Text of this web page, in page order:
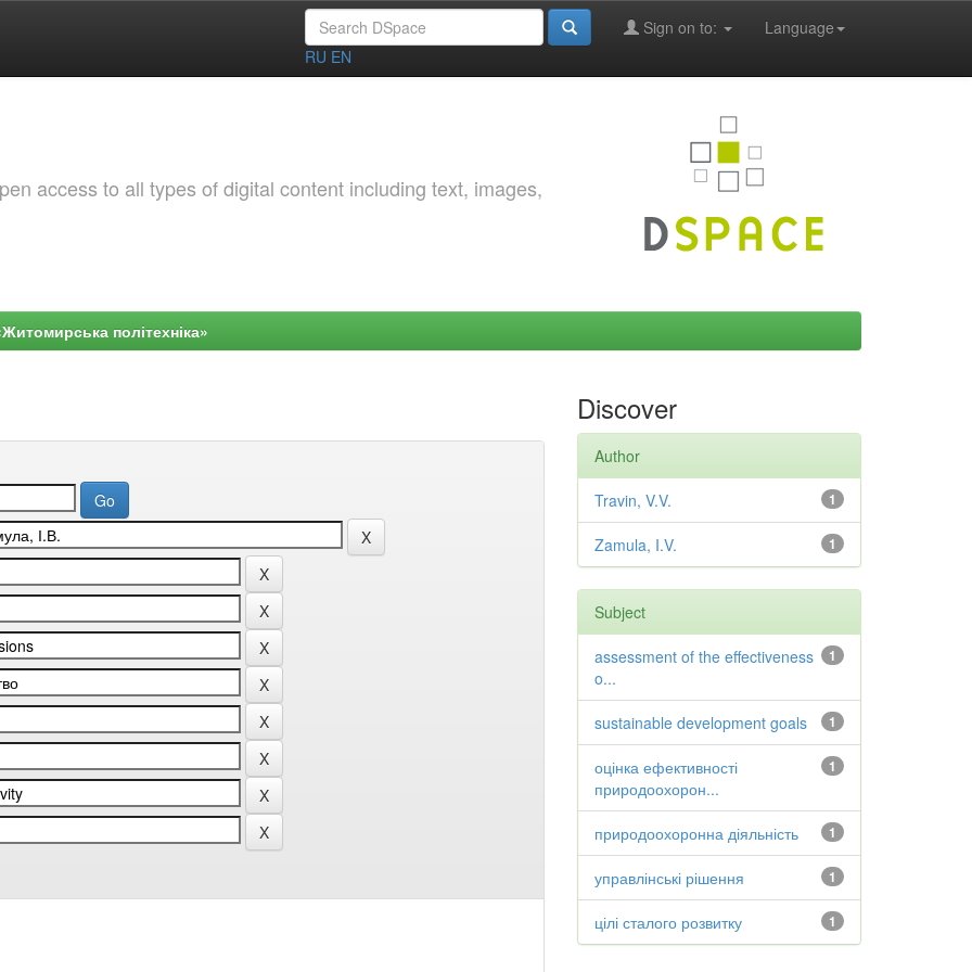
Language
Sign on to:
RU EN
access to all types of digital content including text, images,
політехніка»
Discover
Author
1
Travin, V.V.
1
Zamula, I.V.
Subject
1
assessment of the effectiveness
o...
1
sustainable development goals
1
оцінка ефективності
природоохорон...
1
природоохоронна діяльність
1
управлінські рішення
1
цілі сталого розвитку